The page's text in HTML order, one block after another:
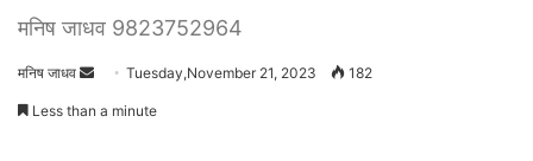
मनिष जाधव 9823752964
मनिष जाधव
SendTuesday,November 21, 2023 182
Less than a minute